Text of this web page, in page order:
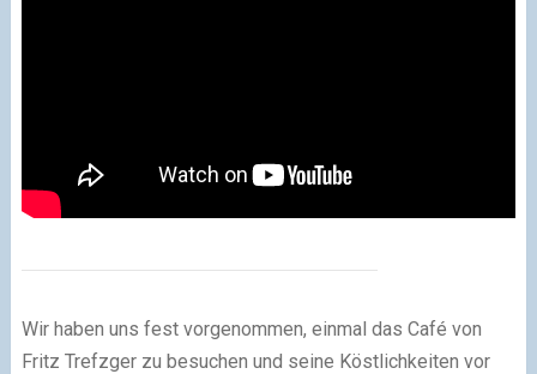
Wir haben uns fest vorgenommen, einmal das Café von
Fritz Trefzger zu besuchen und seine Köstlichkeiten vor